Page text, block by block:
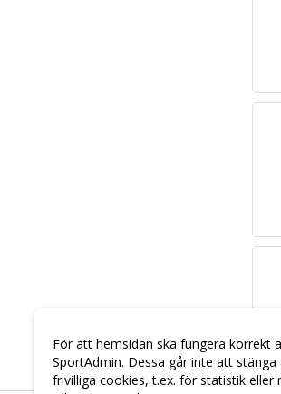
För att hemsidan ska fungera korrekt
SportAdmin. Dessa går inte att
frivilliga cookies, t.ex. för statistik